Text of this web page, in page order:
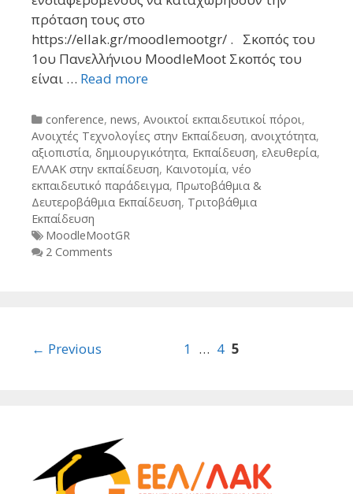
πρόταση τους στο
https://ellak.gr/moodlemootgr/ . Σκοπός του
1ου Πανελλήνιου MoodleMoot Σκοπός του
είναι … Read more
Categories
conference, news, Ανοικτοί εκπαιδευτικοί πόροι,
Ανοιχτές Τεχνολογίες στην Εκπαίδευση, ανοιχτότητα,
αξιοπιστία, δημιουργικότητα, Εκπαίδευση, ελευθερία,
ΕΛΛΑΚ στην εκπαίδευση, Καινοτομία, νέο
εκπαιδευτικό παράδειγμα, Πρωτοβάθμια &
Δευτεροβάθμια Εκπαίδευση, Τριτοβάθμια
Εκπαίδευση
Tags
MoodleMootGR
2 Comments
Post
← Previous 1 … 4 5